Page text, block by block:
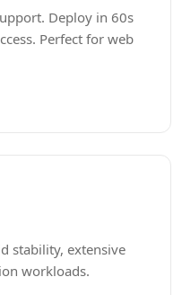
Deploy in 60s
Perfect for web
stability, extensive
workloads.